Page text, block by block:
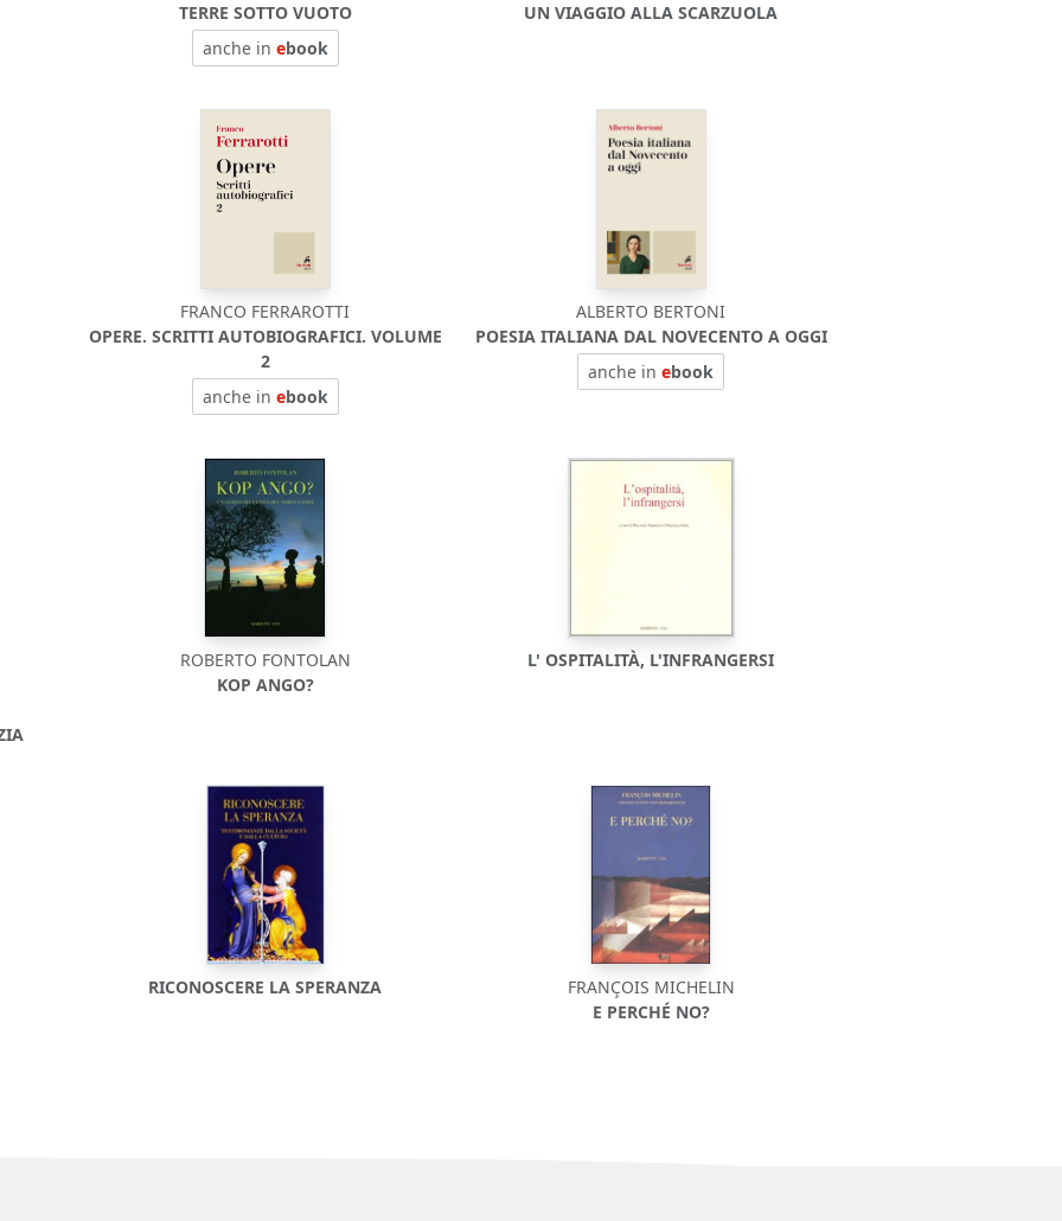
TERRE SOTTO VUOTO
anche in ebook
UN VIAGGIO ALLA SCARZUOLA
FRANCO FERRAROTTI
OPERE. SCRITTI AUTOBIOGRAFICI. VOLUME
2
anche in ebook
ALBERTO BERTONI
POESIA ITALIANA DAL NOVECENTO A OGGI
anche inebook
ROBERTO FONTOLAN
KOP ANGO?
L' OSPITALITÀ, L'INFRANGERSI
RICONOSCERE LA SPERANZA
FRANÇOIS MICHELIN
E PERCHÉ NO?